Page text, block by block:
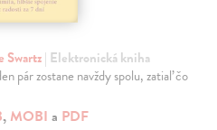
Swartz| Elektronická kniha
pár zostane navždy spolu, zatiaľ čo
, MOBI a PDF